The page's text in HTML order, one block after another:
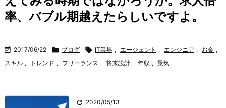
率、バブル期越えたらしいですよ。
 2017/06/22  ブログ  IT業界 , エージェント , エンジニア , お金 ,
スキル , トレンド , フリーランス , 将来設計 , 年収 , 景気
 2020/05/13